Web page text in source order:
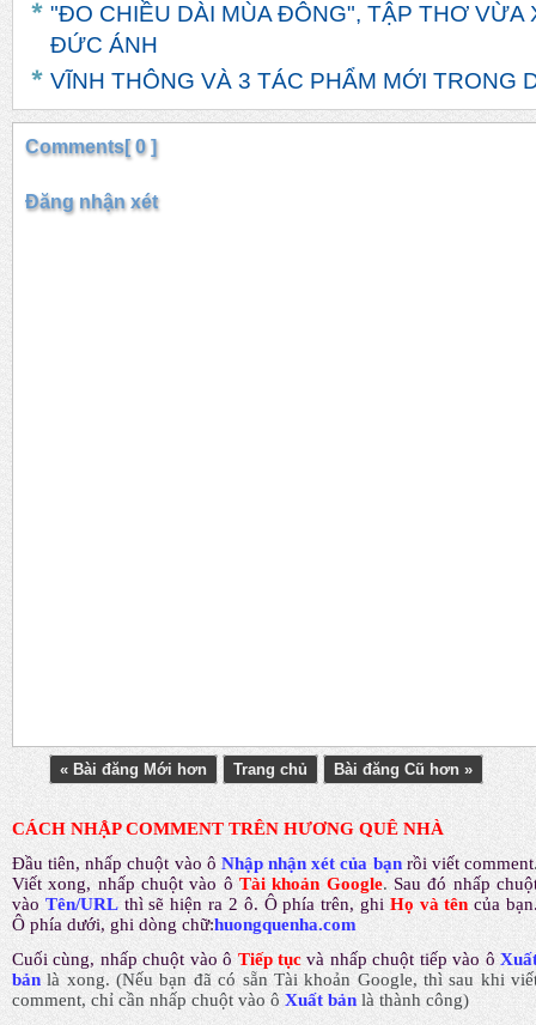
"ĐO CHIỀU DÀI MÙA ĐÔNG", TẬP THƠ VỪA
ĐỨC ÁNH
VĨNH THÔNG VÀ 3 TÁC PHẨM MỚI TRONG
Comments[ 0 ]
Đăng nhận xét
« Bài đăng Mới hơn Trang chủ Bài đăng Cũ hơn »
CÁCH NHẬP COMMENT TRÊN HƯƠNG QUÊ NHÀ
Đầu tiên, nhấp chuột vào ô Nhập nhận xét của bạn rồi viết comment
Viết xong, nhấp chuột vào ô Tài khoản Google. Sau đó nhấp
vào Tên/URL thì sẽ hiện ra 2 ô. Ô phía trên, ghi Họ và tên của
Ô phía dưới, ghi dòng chữ:huongquenha.com
Cuối cùng, nhấp chuột vào ô Tiếp tục và nhấp chuột tiếp vào ô
bản là xong.(Nếu bạn đã có sẵn Tài khoản Google, thì sau khi
comment, chỉ cần nhấp chuột vào ô Xuất bảnlà thành công)